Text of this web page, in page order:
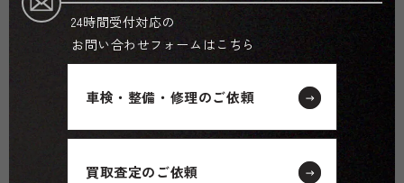
24時間受付対応の
お問い合わせフォームはこちら
車検・整備・修理のご依頼
買取査定のご依頼